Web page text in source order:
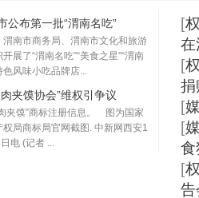
公布第一批“渭南名吃”
渭南市商务局、渭南市文化和旅游
开展了“渭南名吃”“美食之星”“渭南
色风味小吃品牌店...
夹馍协会”维权引争议
夹馍”商标注册信息。 图为国家
权局商标局官网截图. 中新网西安1
电 (记者 ...
[
在
[
捐
[
[
食
[
告